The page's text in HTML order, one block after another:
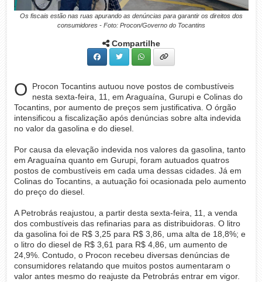
Os fiscais estão nas ruas apurando as denúncias para garantir os direitos dos
consumidores - Foto: Procon/Governo do Tocantins
Compartilhe
O
Procon Tocantins autuou nove postos de combustíveis
nesta sexta-feira, 11, em Araguaína, Gurupi e Colinas do
Tocantins, por aumento de preços sem justificativa. O órgão
intensificou a fiscalização após denúncias sobre alta indevida
no valor da gasolina e do diesel.
Por causa da elevação indevida nos valores da gasolina, tanto
em Araguaína quanto em Gurupi, foram autuados quatros
postos de combustíveis em cada uma dessas cidades. Já em
Colinas do Tocantins, a autuação foi ocasionada pelo aumento
do preço do diesel.
A Petrobrás reajustou, a partir desta sexta-feira, 11, a venda
dos combustíveis das refinarias para as distribuidoras. O litro
da gasolina foi de R$ 3,25 para R$ 3,86, uma alta de 18,8%; e
o litro do diesel de R$ 3,61 para R$ 4,86, um aumento de
24,9%. Contudo, o Procon recebeu diversas denúncias de
consumidores relatando que muitos postos aumentaram o
valor antes mesmo do reajuste da Petrobrás entrar em vigor.